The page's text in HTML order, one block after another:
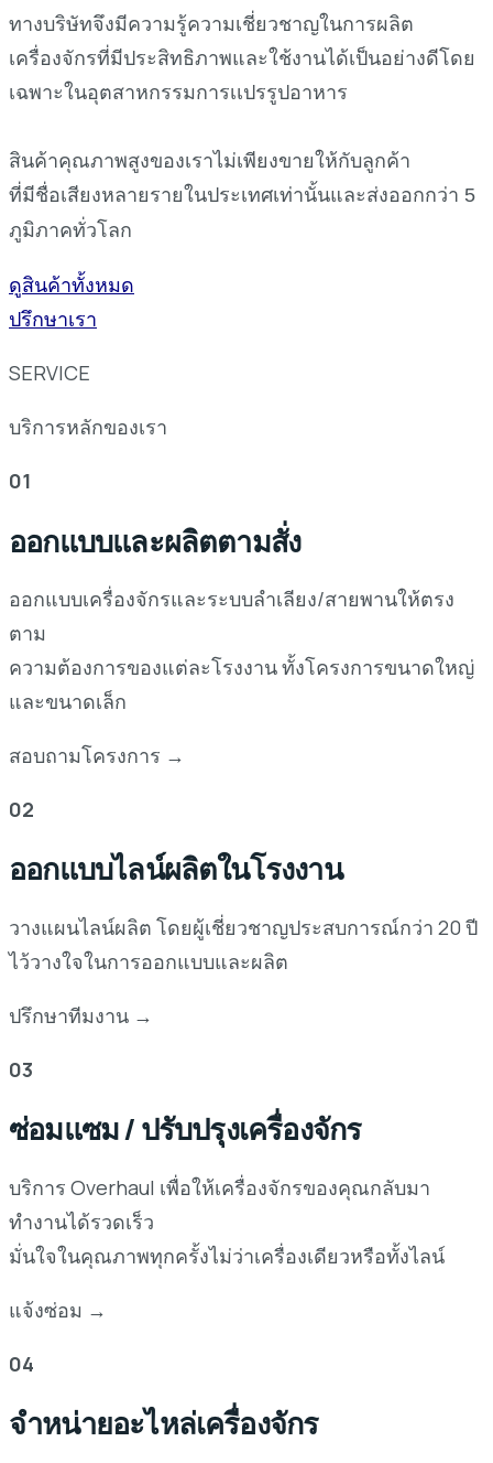
ทางบริษัทจึงมีความรู้ความเชี่ยวชาญในการผลิต
เครื่องจักรที่มีประสิทธิภาพและใช้งานได้เป็นอย่างดีโดย
เฉพาะในอุตสาหกรรมการเเปรรูปอาหาร
สินค้าคุณภาพสูงของเราไม่เพียงขายให้กับลูกค้า
ที่มีชื่อเสียงหลายรายในประเทศเท่านั้นและส่งออกกว่า 5
ภูมิภาคทั่วโลก
ดูสินค้าทั้งหมด
ปรึกษาเรา
SERVICE
บริการหลักของเรา
01
ออกแบบและผลิตตามสั่ง
ออกแบบเครื่องจักรและระบบลำเลียง/สายพานให้ตรง
ตาม
ความต้องการของแต่ละโรงงาน ทั้งโครงการขนาดใหญ่
และขนาดเล็ก
สอบถามโครงการ →
02
ออกแบบไลน์ผลิตในโรงงาน
วางแผนไลน์ผลิต โดยผู้เชี่ยวชาญประสบการณ์กว่า 20 ปี
ไว้วางใจในการออกแบบและผลิต
ปรึกษาทีมงาน →
03
ซ่อมแซม / ปรับปรุงเครื่องจักร
บริการ Overhaul เพื่อให้เครื่องจักรของคุณกลับมา
ทำงานได้รวดเร็ว
มั่นใจในคุณภาพทุกครั้งไม่ว่าเครื่องเดียวหรือทั้งไลน์
แจ้งซ่อม →
04
จำหน่ายอะไหล่เครื่องจักร